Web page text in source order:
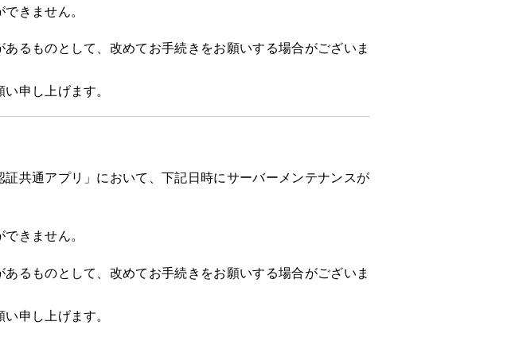
きません。
るものとして、改めてお手続きをお願いする場合がございま
申し上げます。
共通アプリ」において、下記日時にサーバーメンテナンスが
きません。
るものとして、改めてお手続きをお願いする場合がございま
申し上げます。